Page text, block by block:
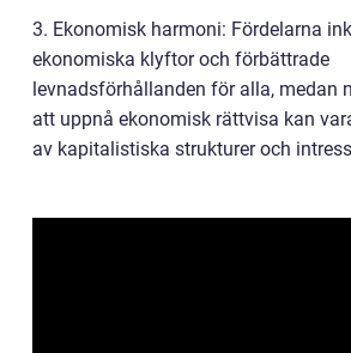
3. Ekonomisk harmoni: Fördelarna
ekonomiska klyftor och förbättrade
levnadsförhållanden för alla, medan
att uppnå ekonomisk rättvisa kan
av kapitalistiska strukturer och